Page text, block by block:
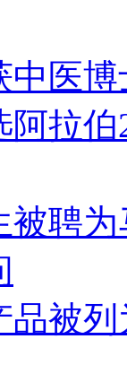
中医
拉
被聘
品被